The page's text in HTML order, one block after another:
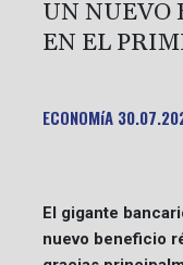
UN NUEVO
EN EL
ECONOMíA
El gigante
nuevo beneficio